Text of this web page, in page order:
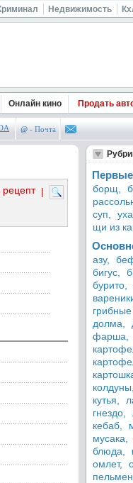
Недвижимость
Онлайн кино Продать
@ - Почта
|
рецепт борщ,
суп,
уха,
щи из
азу,
бигус,
бурито,
долма,
фарша,
колдуны,
кутья,
гнездо,
кебаб,
мусака,
блюда,
омлет,